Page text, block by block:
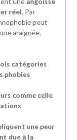
réel. Par
peut
araignée,
catégories
phobies
comme celle
une peur
due à la